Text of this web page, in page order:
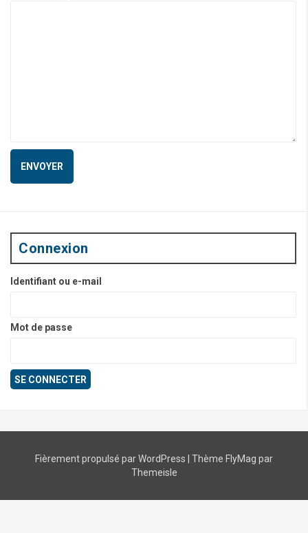
Connexion
Identifiant ou e-mail
Mot de passe
Fièrement propulsé par WordPress Thème FlyMag par
Themeisle